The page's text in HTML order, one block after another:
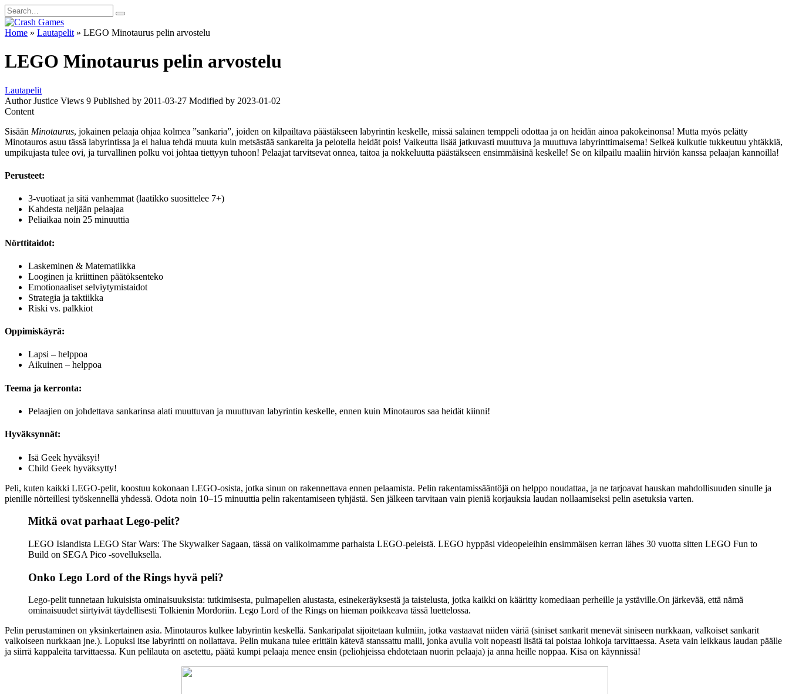
Skip
to
content
Search
for:
Home » Lautapelit » LEGO Minotaurus pelin arvostelu
LEGO Minotaurus pelin arvostelu
Lautapelit
Author Justice Views 9 Published by 2011-03-27 Modified by 2023-01-02
Content
Sisään Minotaurus, jokainen pelaaja ohjaa kolmea ”sankaria”, joiden on kilpailtava päästäkseen labyrintin keskelle, missä salainen temppeli odottaa ja on heidän ainoa pakokeinonsa! Mutta myös pelätty
Minotauros asuu tässä labyrintissa ja ei halua tehdä muuta kuin metsästää sankareita ja pelotella heidät pois! Vaikeutta lisää jatkuvasti muuttuva ja muuttuva labyrinttimaisema! Selkeä kulkutie tukkeutuu yhtäkkiä,
umpikujasta tulee ovi, ja turvallinen polku voi johtaa tiettyyn tuhoon! Pelaajat tarvitsevat onnea, taitoa ja nokkeluutta päästäkseen ensimmäisinä keskelle! Se on kilpailu maaliin hirviön kanssa pelaajan kannoilla!
Perusteet:
3-vuotiaat ja sitä vanhemmat (laatikko suosittelee 7+)
Kahdesta neljään pelaajaa
Peliaikaa noin 25 minuuttia
Nörttitaidot:
Laskeminen & Matematiikka
Looginen ja kriittinen päätöksenteko
Emotionaaliset selviytymistaidot
Strategia ja taktiikka
Riski vs. palkkiot
Oppimiskäyrä:
Lapsi – helppoa
Aikuinen – helppoa
Teema ja kerronta:
Pelaajien on johdettava sankarinsa alati muuttuvan ja muuttuvan labyrintin keskelle, ennen kuin Minotauros saa heidät kiinni!
Hyväksynnät:
Isä Geek hyväksyi!
Child Geek hyväksytty!
Peli, kuten kaikki LEGO-pelit, koostuu kokonaan LEGO-osista, jotka sinun on rakennettava ennen pelaamista. Pelin rakentamissääntöjä on helppo noudattaa, ja ne tarjoavat hauskan mahdollisuuden sinulle ja
pienille nörteillesi työskennellä yhdessä. Odota noin 10–15 minuuttia pelin rakentamiseen tyhjästä. Sen jälkeen tarvitaan vain pieniä korjauksia laudan nollaamiseksi pelin asetuksia varten.
Mitkä ovat parhaat Lego-pelit?
LEGO Islandista LEGO Star Wars: The Skywalker Sagaan, tässä on valikoimamme parhaista LEGO-peleistä. LEGO hyppäsi videopeleihin ensimmäisen kerran lähes 30 vuotta sitten LEGO Fun to
Build on SEGA Pico -sovelluksella.
Onko Lego Lord of the Rings hyvä peli?
Lego-pelit tunnetaan lukuisista ominaisuuksista: tutkimisesta, pulmapelien alustasta, esinekeräyksestä ja taistelusta, jotka kaikki on kääritty komediaan perheille ja ystäville.On järkevää, että nämä
ominaisuudet siirtyivät täydellisesti Tolkienin Mordoriin. Lego Lord of the Rings on hieman poikkeava tässä luettelossa.
Pelin perustaminen on yksinkertainen asia. Minotauros kulkee labyrintin keskellä. Sankaripalat sijoitetaan kulmiin, jotka vastaavat niiden väriä (siniset sankarit menevät siniseen nurkkaan, valkoiset sankarit
valkoiseen nurkkaan jne.). Lopuksi itse labyrintti on nollattava. Pelin mukana tulee erittäin kätevä stanssattu malli, jonka avulla voit nopeasti lisätä tai poistaa lohkoja tarvittaessa. Aseta vain leikkaus laudan päälle
ja siirrä kappaleita tarvittaessa. Kun pelilauta on asetettu, päätä kumpi pelaaja menee ensin (peliohjeissa ehdotetaan nuorin pelaaja) ja anna heille noppaa. Kisa on käynnissä!